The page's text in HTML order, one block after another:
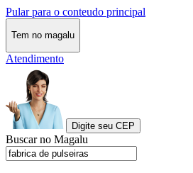
Pular para o conteudo principal
Tem no magalu
Atendimento
Digite seu CEP
Buscar no Magalu